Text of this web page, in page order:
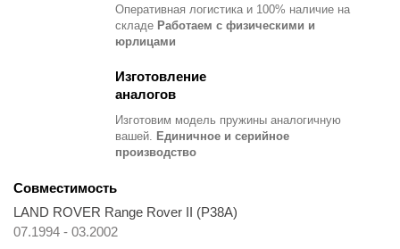
Оперативная логистика и 100% наличие на
складе Работаем с физическими и
юрлицами
Изготовление
аналогов
Изготовим модель пружины аналогичную
вашей. Единичное и серийное
производство
Совместимость
LAND ROVER Range Rover II (P38A)
07.1994 - 03.2002